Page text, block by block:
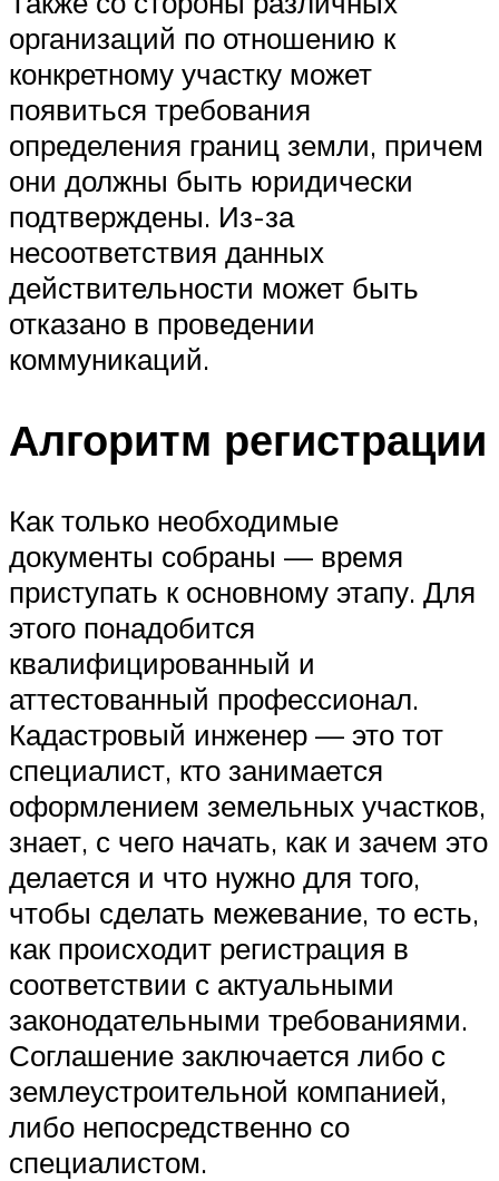
организаций по отношению к
конкретному участку может
появиться требования
определения границ земли, причем
они должны быть юридически
подтверждены. Из-за
несоответствия данных
действительности может быть
отказано в проведении
коммуникаций.
Алгоритм регистрации
Как только необходимые
документы собраны — время
приступать к основному этапу. Для
этого понадобится
квалифицированный и
аттестованный профессионал.
Кадастровый инженер — это тот
специалист, кто занимается
оформлением земельных участков,
знает, с чего начать, как и зачем это
делается и что нужно для того,
чтобы сделать межевание, то есть,
как происходит регистрация в
соответствии с актуальными
законодательными требованиями.
Соглашение заключается либо с
землеустроительной компанией,
либо непосредственно со
специалистом.